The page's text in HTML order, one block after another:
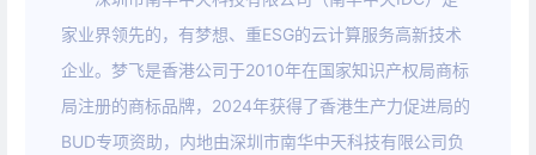
家业界领先的，有梦想、重ESG的云计算服务高新技术
企业。梦飞是香港公司于2010年在国家知识产权局商标
局注册的商标品牌，2024年获得了香港生产力促进局的
BUD专项资助，内地由深圳市南华中天科技有限公司负